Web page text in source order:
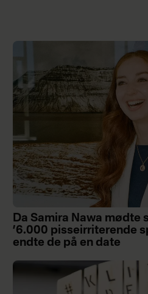
Da Samira Nawa mødte
’6.000 pisseirriterende
endte de på en date